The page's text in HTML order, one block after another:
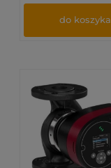
do koszyka